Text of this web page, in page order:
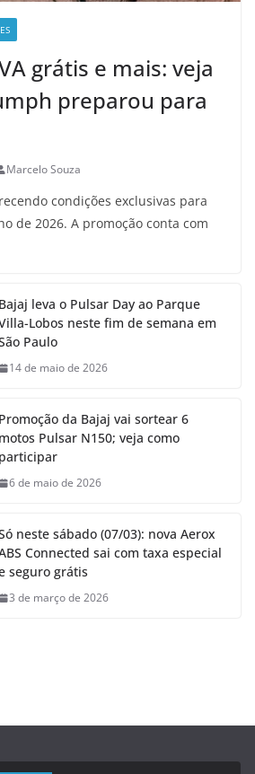
grátis e mais: veja
preparou para
Marcelo Souza
condições exclusivas para
de 2026. A promoção conta com
Bajaj leva o Pulsar Day ao Parque
Lobos neste fim de semana em
Paulo
14 de maio de 2026
Promoção da Bajaj vai sortear 6
motos Pulsar N150; veja como
participar
6 de maio de 2026
neste sábado (07/03): nova Aerox
Connected sai com taxa especial
seguro grátis
3 de março de 2026